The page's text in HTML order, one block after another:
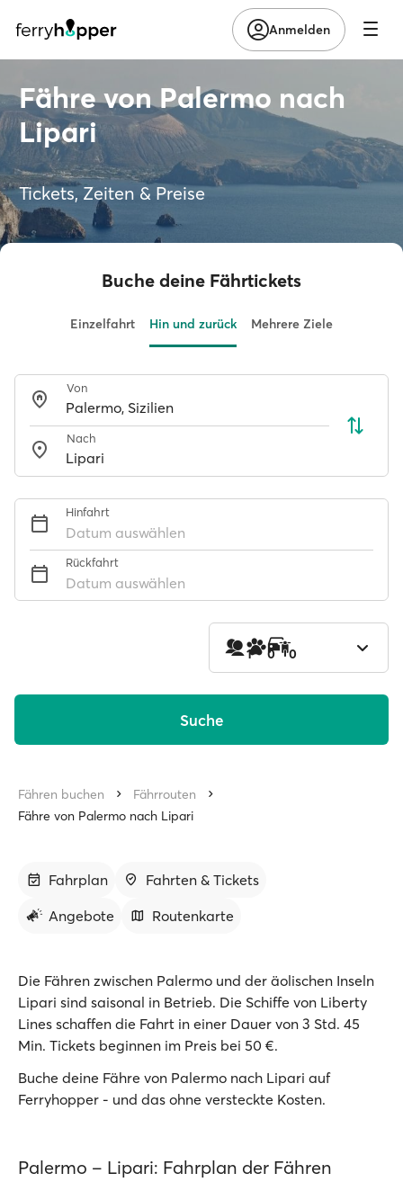
Anmelden
Fähre von Palermo nach
Lipari
Tickets, Zeiten & Preise
Buche deine Fährtickets
Einzelfahrt Hin und zurück Mehrere Ziele
Von
Nach
Hinfahrt
Datum auswählen
Rückfahrt
Datum auswählen
1 0 0
Suche
Fähren buchen
Fährrouten
Fähre von Palermo nach Lipari
Fahrplan
Fahrten & Tickets
Angebote
Routenkarte
Die Fähren zwischen Palermo und der äolischen Inseln
Lipari sind saisonal in Betrieb. Die Schiffe von Liberty
Lines schaffen die Fahrt in einer Dauer von 3 Std. 45
Min. Tickets beginnen im Preis bei 50 €.
Buche deine Fähre von Palermo nach Lipari auf
Ferryhopper - und das ohne versteckte Kosten.
Palermo – Lipari: Fahrplan der Fähren